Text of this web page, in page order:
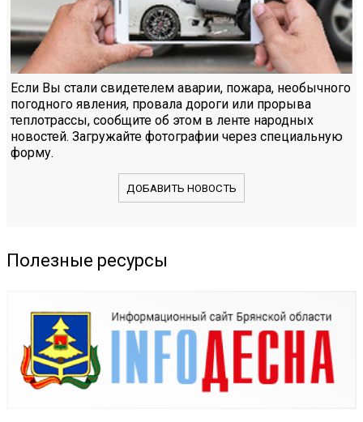
Если Вы стали свидетелем аварии, пожара, необычного
погодного явления, провала дороги или прорыва
теплотрассы, сообщите об этом в ленте народных
новостей. Загружайте фотографии через специальную
форму.
ДОБАВИТЬ НОВОСТЬ
Полезные ресурсы